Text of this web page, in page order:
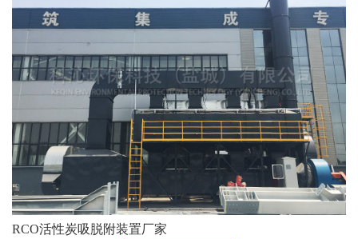
RCO活性炭吸脱附装置厂家